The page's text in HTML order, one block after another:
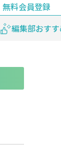
編集部おす
百景
無料会員登録
アム会員登録